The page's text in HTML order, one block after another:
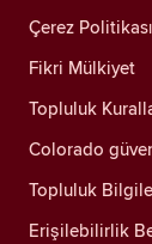
Çerez Politikası
Fikri Mülkiyet
Topluluk
Colorado
Topluluk
Erişilebilirlik